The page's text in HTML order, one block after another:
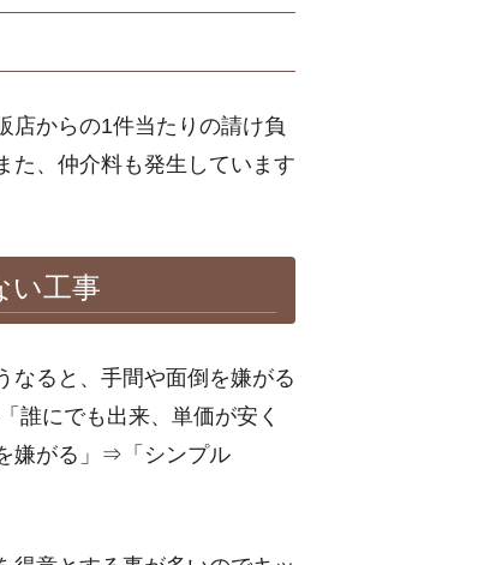
店からの1件当たりの請け負
た、仲介料も発生しています
い工事
なると、手間や面倒を嫌がる
誰にでも出来、単価が安く
嫌がる」⇒「シンプル